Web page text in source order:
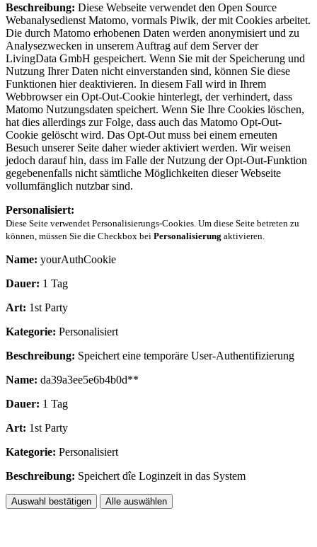
Beschreibung: Diese Webseite verwendet den Open Source
Webanalysedienst Matomo, vormals Piwik, der mit Cookies arbeitet.
Die durch Matomo erhobenen Daten werden anonymisiert und zu
Analysezwecken in unserem Auftrag auf dem Server der
LivingData GmbH gespeichert. Wenn Sie mit der Speicherung und
Nutzung Ihrer Daten nicht einverstanden sind, können Sie diese
Funktionen hier deaktivieren. In diesem Fall wird in Ihrem
Webbrowser ein Opt-Out-Cookie hinterlegt, der verhindert, dass
Matomo Nutzungsdaten speichert. Wenn Sie Ihre Cookies löschen,
hat dies allerdings zur Folge, dass auch das Matomo Opt-Out-
Cookie gelöscht wird. Das Opt-Out muss bei einem erneuten
Besuch unserer Seite daher wieder aktiviert werden. Wir weisen
jedoch darauf hin, dass im Falle der Nutzung der Opt-Out-Funktion
gegebenenfalls nicht sämtliche Möglichkeiten dieser Webseite
vollumfänglich nutzbar sind.
Personalisiert:
Diese Seite verwendet Personalisierungs-Cookies. Um diese Seite betreten zu
können, müssen Sie die Checkbox bei Personalisierung aktivieren.
Name: yourAuthCookie
Dauer: 1 Tag
Art: 1st Party
Kategorie: Personalisiert
Beschreibung: Speichert eine temporäre User-Authentifizierung
Name: da39a3ee5e6b4b0d**
Dauer: 1 Tag
Art: 1st Party
Kategorie: Personalisiert
Beschreibung: Speichert dîe Loginzeit in das System
Auswahl bestätigen Alle auswählen